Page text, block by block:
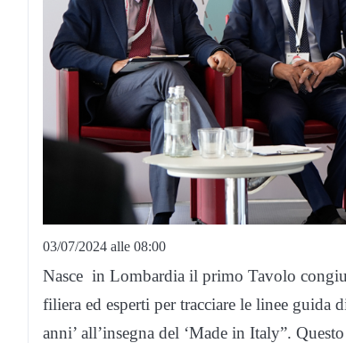
03/07/2024 alle 08:00
Nasce in Lombardia il primo Tavolo
filiera ed esperti per tracciare le linee guida
anni’ all’insegna del ‘Made in Italy”.